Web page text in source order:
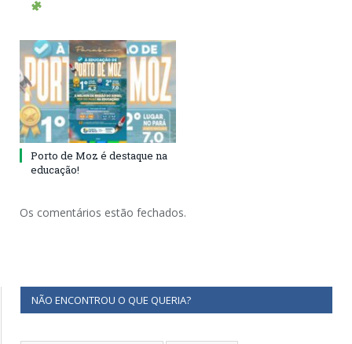
Porto de Moz é destaque na
educação!
Os comentários estão fechados.
NÃO ENCONTROU O QUE QUERIA?